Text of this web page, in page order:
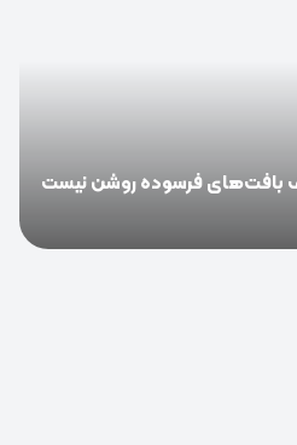
بافت‌های فرسوده روشن نیست